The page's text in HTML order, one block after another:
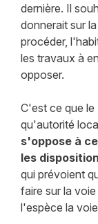
dernière. Il
donnerait sur
procéder,
les travaux à
opposer.
C'est ce que le
qu'autorité
s'oppose à
les
qui prévoient
faire sur la
l'espèce la